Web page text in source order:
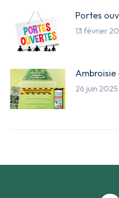
Portes
13 février
Ambroisie
26 juin 2025